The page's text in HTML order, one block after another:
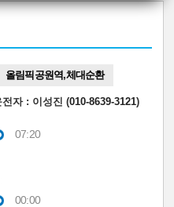
올림픽공원역,체대순환
전자: 이성진 (010-8639-3121)
07:20
00:00